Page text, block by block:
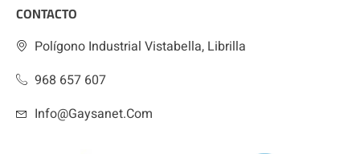
CONTACTO
Polígono Industrial Vistabella, Librilla
968 657 607
Info@gaysanet.com